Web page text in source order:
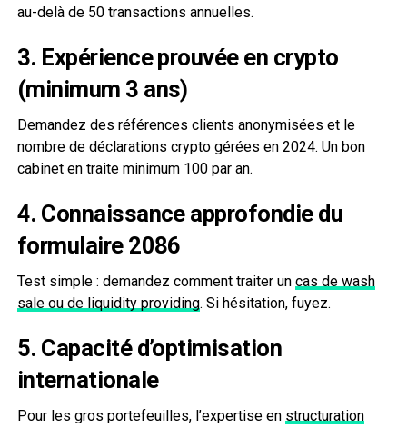
au-delà de 50 transactions annuelles.
3. Expérience prouvée en crypto
(minimum 3 ans)
Demandez des références clients anonymisées et le
nombre de déclarations crypto gérées en 2024. Un bon
cabinet en traite minimum 100 par an.
4. Connaissance approfondie du
formulaire 2086
Test simple : demandez comment traiter un cas de wash
sale ou de liquidity providing. Si hésitation, fuyez.
5. Capacité d’optimisation
internationale
Pour les gros portefeuilles, l’expertise en structuration